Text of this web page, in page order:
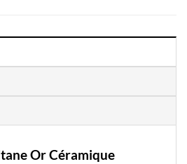
Or Céramique